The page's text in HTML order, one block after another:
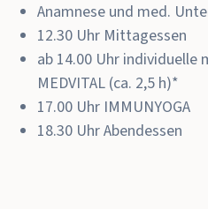
Anamnese und med.
12.30 Uhr Mittagessen
ab 14.00 Uhr individuelle
MEDVITAL (ca. 2,5 h)*
17.00 Uhr IMMUNYOGA
18.30 Uhr Abendessen